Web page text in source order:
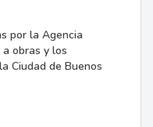
por la Agencia
obras y los
Ciudad de Buenos